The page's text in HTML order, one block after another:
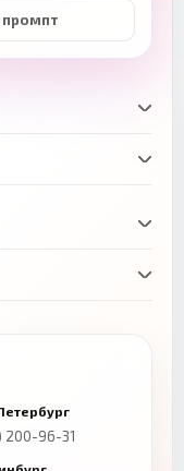
промпт
200-96-31